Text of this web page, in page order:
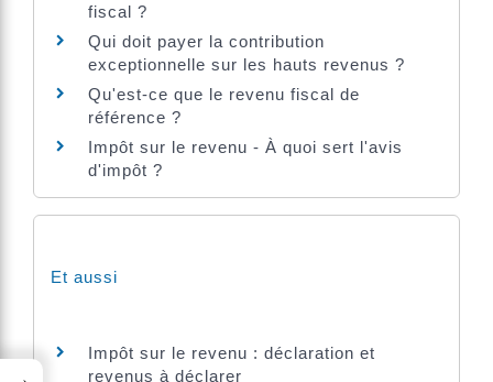
fiscal ?
Qui doit payer la contribution
exceptionnelle sur les hauts revenus ?
Qu'est-ce que le revenu fiscal de
référence ?
Impôt sur le revenu - À quoi sert l'avis
d'impôt ?
Et aussi
Impôt sur le revenu : déclaration et
revenus à déclarer